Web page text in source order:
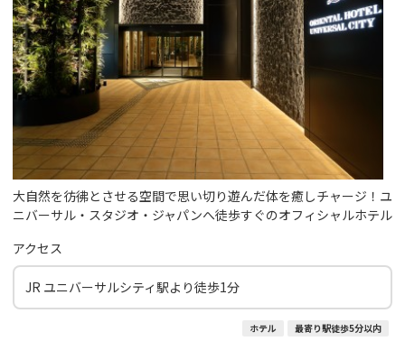
大自然を彷彿とさせる空間で思い切り遊んだ体を癒しチャージ！ユ
ニバーサル・スタジオ・ジャパンへ徒歩すぐのオフィシャルホテル
アクセス
JR ユニバーサルシティ駅より徒歩1分
ホテル 最寄り駅徒歩5分以内